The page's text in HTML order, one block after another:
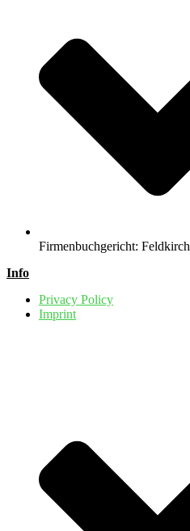
Firmenbuchgericht: Feldkirch
Info
Privacy Policy
Imprint